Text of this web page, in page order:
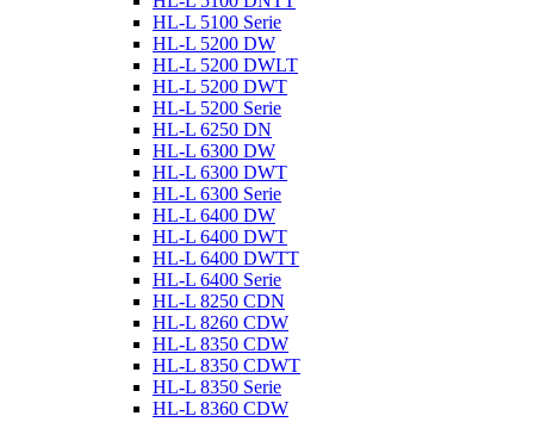
HL-L 5100 Serie
HL-L 5200 DW
HL-L 5200 DWLT
HL-L 5200 DWT
HL-L 5200 Serie
HL-L 6250 DN
HL-L 6300 DW
HL-L 6300 DWT
HL-L 6300 Serie
HL-L 6400 DW
HL-L 6400 DWT
HL-L 6400 DWTT
HL-L 6400 Serie
HL-L 8250 CDN
HL-L 8260 CDW
HL-L 8350 CDW
HL-L 8350 CDWT
HL-L 8350 Serie
HL-L 8360 CDW